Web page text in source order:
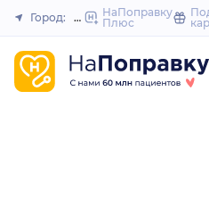
Город: ПермьНаПоправку
Плюс